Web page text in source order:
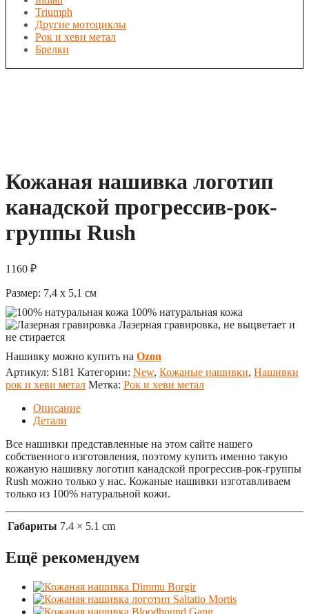
Triumph
Другие мотоциклы
Рок и хеви метал
Брелки
Кожаная нашивка логотип
канадской прогрессив-рок-
группы Rush
1160 ₽
Размер: 7,4 x 5,1 см
100% натуральная кожа
Лазерная гравировка, не выцветает и
не стирается
Нашивку можно купить на Ozon
Артикул: S181 Категории: New, Кожаные нашивки, Нашивки
рок и хеви метал Метка: Рок и хеви метал
Описание
Детали
Все нашивки представленные на этом сайте нашего
собственного изготовления, поэтому купить именно такую
кожаную нашивку логотип канадской прогрессив-рок-группы
Rush можно только у нас. Кожаные нашивки изготавливаем
только из 100% натуральной кожи.
Габариты 7.4 × 5.1 cm
Ещё рекомендуем